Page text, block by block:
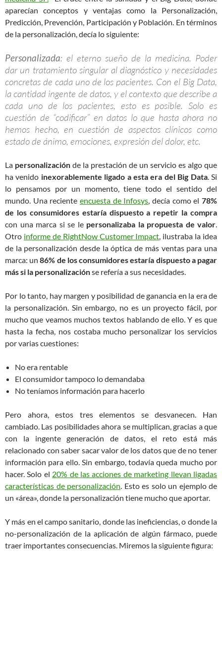
aparecían conceptos y ventajas como la Personalización,
Predicción, Prevención, Participación y Población. En términos
de la personalización, decía lo siguiente:
Personalizada: el eterno sueño de la medicina. Poder
dar un tratamiento singular al diagnóstico y necesidades
concretas de cada uno de los pacientes. Con el Big Data,
la cantidad ingente de datos, y el contexto que describe a
cada uno de los pacientes, esto es posible. Solo es
cuestión de “codificar” en datos lo que hasta ahora no
hemos hecho, en cuestión de aspectos clínicos como
estado de ánimo, emociones, expresión del dolor, etc.
La personalización de la prestación de un servicio es algo que
ha venido inexorablemente ligado a esta era del Big Data. Si
lo pensamos por un momento, tiene todo el sentido del
mundo. Una reciente encuesta de Infosys, decía como el78%
de los consumidores estaría dispuesto a repetir la compra
con una marca si se le personalizaba la propuesta de valor.
Otro informe de RightNow Customer Impact, ilustraba la idea
de la personalización desde la óptica de más ventas para una
marca: un86% de los consumidores estaría dispuesto a pagar
más si la personalizaciónse refería a sus necesidades.
Por lo tanto, hay margen y posibilidad de ganancia en la era de
la personalización. Sin embargo, no es un proyecto fácil, por
mucho que veamos muchos textos hablando de ello. Y es que
hasta la fecha, nos costaba mucho personalizar los servicios
por varias cuestiones:
No era rentable
El consumidor tampoco lo demandaba
No teníamos información para hacerlo
Pero ahora, estos tres elementos se desvanecen. Han
cambiado. Las posibilidades ahora se multiplican, gracias a que
con la ingente generación de datos, el reto está más
relacionado con saber sacar valor de los datos que de no tener
información para ello. Sin embargo, todavía queda mucho por
hacer. Solo el 20% de las acciones de marketing llevan ligadas
características de personalización. Esto es solo un ejemplo de
un «área», donde la personalización tiene mucho que aportar.
Y más en el campo sanitario, donde las ineficiencias, o donde la
no-personalización de la aplicación de algún fármaco, puede
traer importantes consecuencias. Miremos la siguiente figura: